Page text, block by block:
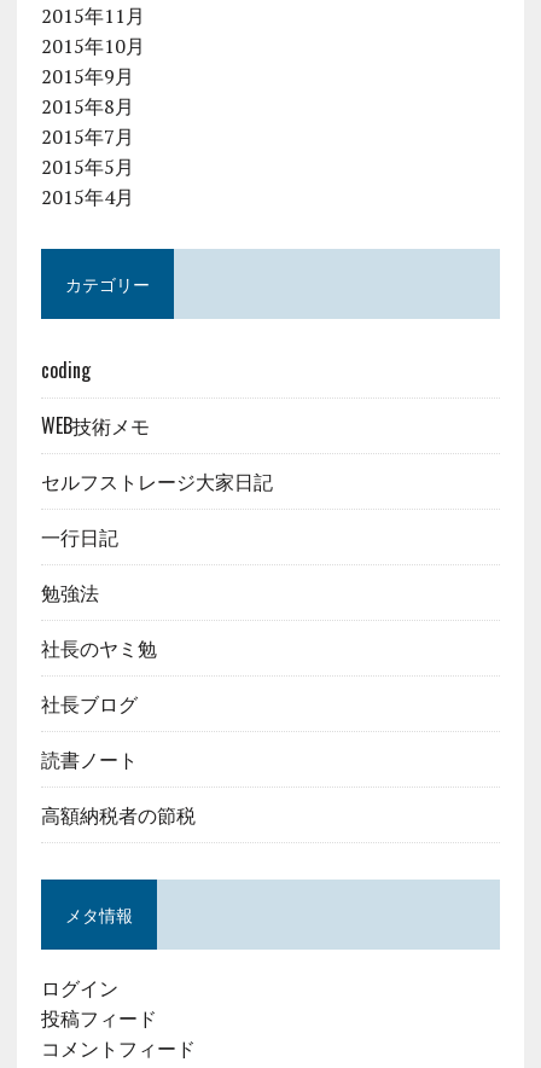
2015年11月
2015年10月
2015年9月
2015年8月
2015年7月
2015年5月
2015年4月
カテゴリー
coding
WEB技術メモ
セルフストレージ大家日記
一行日記
勉強法
社長のヤミ勉
社長ブログ
読書ノート
高額納税者の節税
メタ情報
ログイン
投稿フィード
コメントフィード